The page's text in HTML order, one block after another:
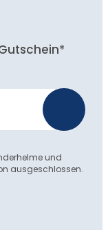
*
und
ausgeschlossen.